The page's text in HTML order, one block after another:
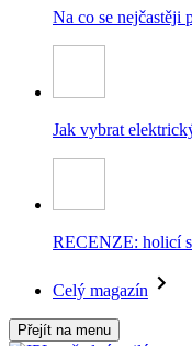
Na co se nejčastěji
Jak vybrat
RECENZE: holicí
Celý magazín
Přejít na menu